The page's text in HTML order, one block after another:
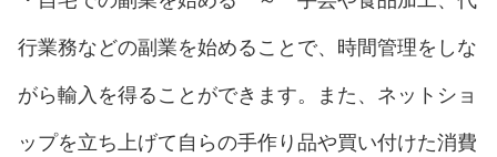
行業務などの副業を始めることで、時間管理をしな
がら輸入を得ることができます。また、ネットショ
ップを立ち上げて自らの手作り品や買い付けた消費